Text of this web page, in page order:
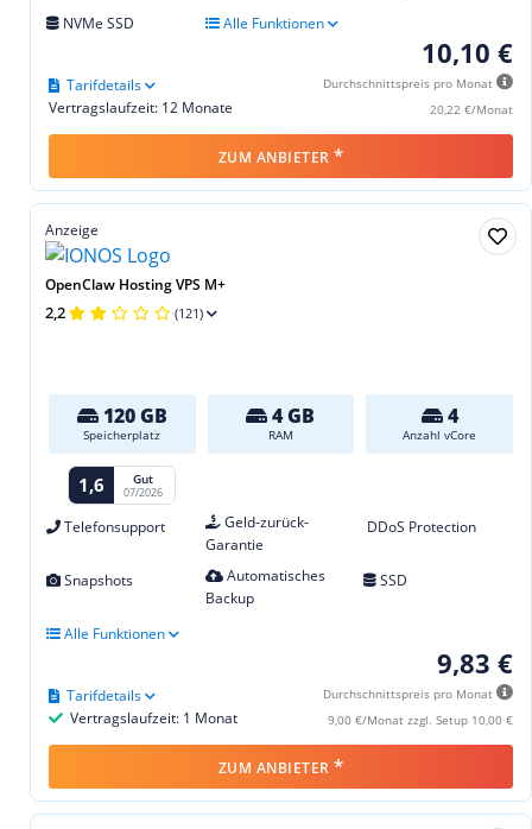
NVMe SSD
Alle Funktionen
10,10 €
Durchschnittspreis pro Monat
20,22 €/Monat
Vertragslaufzeit: 12 Monate
Tarifdetails
ZUM ANBIETER *
Anzeige
OpenClaw Hosting VPS M+
2,2 (121)
120 GB
Speicherplatz
4 GB
RAM
4
Anzahl vCore
1,6 Gut
07/2026
Telefonsupport
Geld-zurück-
Garantie
DDoS Protection
Snapshots
Automatisches
Backup
SSD
Alle Funktionen
9,83 €
Durchschnittspreis pro Monat
9,00 €/Monat zzgl. Setup 10,00 €
Vertragslaufzeit: 1 Monat
Tarifdetails
ZUM ANBIETER *